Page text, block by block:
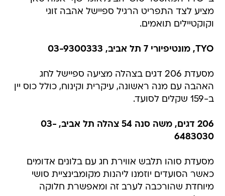
מציע לצד התפריט הרגיל ספיישל אהבה זוגי
וקוקטיילים תואמים.
TYO, מונטיפיורי 7 תל אביב, 03-9300333
מסעדת 206 דגים בצהלה מציעה ספיישל לחג
האהבה עם מנה ראשונה, עיקרית וקינוח, כולל כוס יין
ב-159 שקלים לסועד.
206 דגים, משה סנה 54 צהלה תל אביב, 03-
6483030
מסעדת סוהו תלבש אווירת חג עם בלונים אדומים
כאשר הסועדים יוזמנו ליהנות מקומבינציית סושי
מיוחדת שהורכבה לערב זה ומאפשרת חלוקה